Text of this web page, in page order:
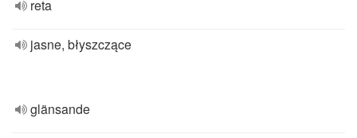
reta
jasne, błyszczące
glänsande